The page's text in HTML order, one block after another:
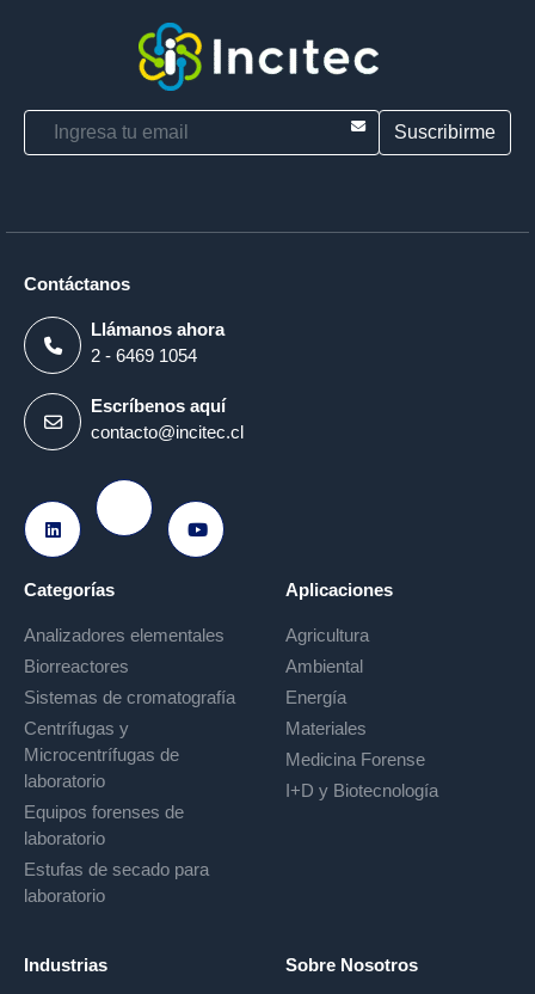
E-mail
Contáctanos
Llámanos ahora
2 - 6469 1054
Escríbenos aquí
contacto@incitec.cl
Ir a LinkedIn
Ir a Instagram
Ir a Youtube
Categorías
Analizadores elementales
Biorreactores
Sistemas de cromatografía
Centrífugas y
Microcentrífugas de
laboratorio
Equipos forenses de
laboratorio
Estufas de secado para
laboratorio
Aplicaciones
Agricultura
Ambiental
Energía
Materiales
Medicina Forense
I+D y Biotecnología
Industrias Sobre Nosotros